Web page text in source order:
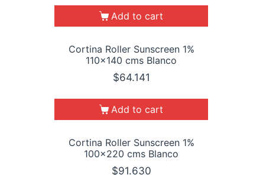
Add to cart
Cortina Roller Sunscreen 1%
110×140 cms Blanco
$64.141
Add to cart
Cortina Roller Sunscreen 1%
100×220 cms Blanco
$91.630